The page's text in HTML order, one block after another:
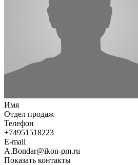
Имя
Отдел продаж
Телефон
+74951518223
E-mail
A.Bondar@ikon-pm.ru
Показать контакты